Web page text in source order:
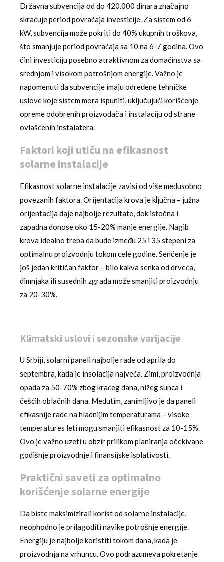
Državna subvencija od do 420.000 dinara značajno
skraćuje period povraćaja investicije. Za sistem od 6
kW, subvencija može pokriti do 40% ukupnih troškova,
što smanjuje period povraćaja sa 10 na 6-7 godina. Ovo
čini investiciju posebno atraktivnom za domaćinstva sa
srednjom i visokom potrošnjom energije. Važno je
napomenuti da subvencije imaju određene tehničke
uslove koje sistem mora ispuniti, uključujući korišćenje
opreme odobrenih proizvođača i instalaciju od strane
ovlašćenih instalatera.
Faktori koji utiču na efikasnost
solarne instalacije
Efikasnost solarne instalacije zavisi od više međusobno
povezanih faktora. Orijentacija krova je kĺjučna – južna
orijentacija daje najbolje rezultate, dok istočna i
zapadna donose oko 15-20% manje energije. Nagib
krova idealno treba da bude između 25 i 35 stepeni za
optimalnu proizvodnju tokom cele godine. Senčenje je
još jedan kritičan faktor – bilo kakva senka od drveća,
dimnjaka ili susednih zgrada može smanjiti proizvodnju
za 20-30%.
Klimatski uslovi i sezonske varijacije
U Srbiji, solarni paneli najbolje rade od aprila do
septembra, kada je insolacija najveća. Zimi, proizvodnja
opada za 50-70% zbog kraćeg dana, nižeg sunca i
češćih oblačnih dana. Međutim, zanimljivo je da paneli
efikasnije rade na hladnijim temperaturama – visoke
temperatures leti mogu smanjiti efikasnost za 10-15%.
Ovo je važno uzeti u obzir prilikom planiranja očekivane
godišnje proizvodnje i finansijske isplativosti.
Praktični saveti za optimalno
korišćenje solarne energije
Da biste maksimizirali korist od solarne instalacije,
neophodno je prilagoditi navike potrošnje energije.
Energiju je najbolje koristiti tokom dana, kada je
proizvodnja na vrhuncu. Ovo podrazumeva pokretanje